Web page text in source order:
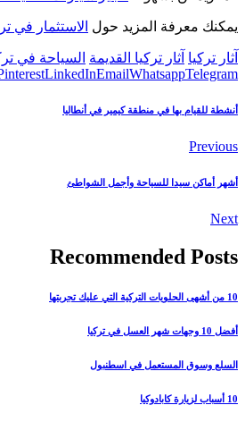
يمكنك معرفة المزيد حول الاستثمار في
آثار تركيا آثار تركيا القديمة السياحة في
LinkedInEmailWhatsappTelegram
أنشطة للقيام بها في منطقة كيمير في أنطاليا
Previous
أشهر أماكن سيدا للسياحة وأجمل الشواطئ
Next
Recommended Posts
10 من أشهى الحلويات التركية التي عليك تجربتها
أفضل 10 وجهات شهر العسل في تركيا
السلع وسوق المستعمل في اسطنبول
10 أسباب لزيارة كابادوكيا